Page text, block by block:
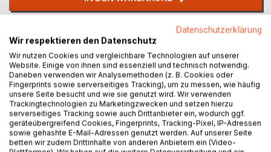
Titel bewerten
BESCHREIBUNG
Datenschutzerklärung
Wir respektieren den Datenschutz
Wir nutzen Cookies und vergleichbare Technologien auf unserer
Website. Einige von ihnen sind essenziell und technisch notwendig.
Daneben verwenden wir Analysemethoden (z. B. Cookies oder
Fingerprints sowie serverseitiges Tracking), um zu messen, wie häufig
unsere Seite besucht und wie sie genutzt wird. Wir verwenden
Trackingtechnologien zu Marketingzwecken und setzen hierzu
serverseitiges Tracking sowie auch Drittanbieter ein, wodurch ggf.
geräteübergreifend Cookies, Fingerprints, Tracking-Pixel, IP-Adressen
sowie gehashte E-Mail-Adressen genutzt werden. Auf unserer Seite
betten wir zudem Drittinhalte von anderen Anbietern ein (Video-